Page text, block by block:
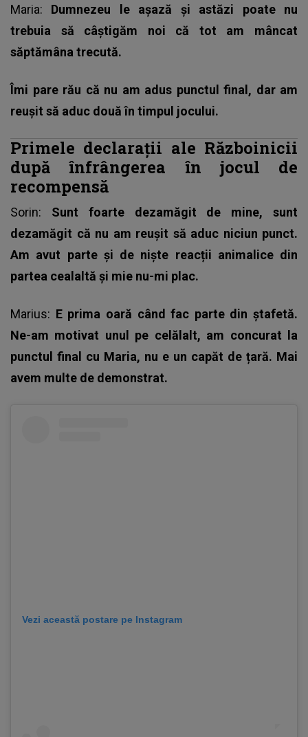
Maria: Dumnezeu le așază și astăzi poate nu
trebuia să câștigăm noi că tot am mâncat
săptămâna trecută.
Îmi pare rău că nu am adus punctul final, dar am
reușit să aduc două în timpul jocului.
Primele declarații ale Războinicii
după înfrângerea în jocul de
recompensă
Sorin: Sunt foarte dezamăgit de mine, sunt
dezamăgit că nu am reușit să aduc niciun punct.
Am avut parte și de niște reacții animalice din
partea cealaltă și mie nu-mi plac.
Marius: E prima oară când fac parte din ștafetă.
Ne-am motivat unul pe celălalt, am concurat la
punctul final cu Maria, nu e un capăt de țară. Mai
avem multe de demonstrat.
Vezi această postare pe Instagram